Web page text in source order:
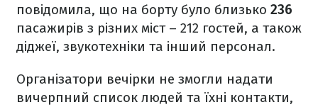
повідомила, що на борту було близько 236
пасажирів з різних міст – 212 гостей, а також
діджеї, звукотехніки та інший персонал.
Організатори вечірки не змогли надати
вичерпний список людей та їхні контакти,